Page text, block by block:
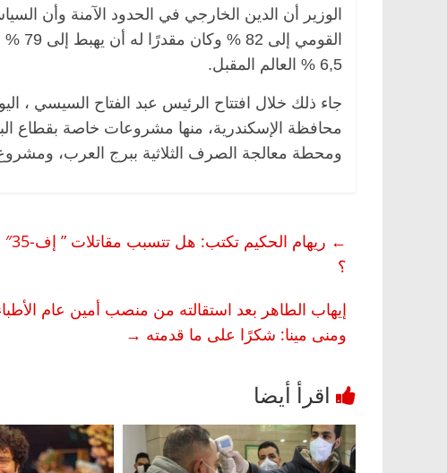
6,5 % العالم المقبل.
جاء ذلك خلال افتتاح الرئيس عبد الفتاح السيسي ،
ومحطة معالجة الصرف الثلاثية ببرج العرب،
←
؟
إيهاب الطاهر بعد استقالته من منصب أمين عام
ومنى مينا: شكرًا على ما قدمته →
الرئيسية مصر ناس وناس
قانوني دافع عن قضايا
للحرية (بروفايل)
26 يناير، 2026
ناس وناس